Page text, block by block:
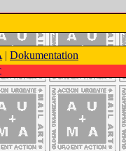
| Dokumentation